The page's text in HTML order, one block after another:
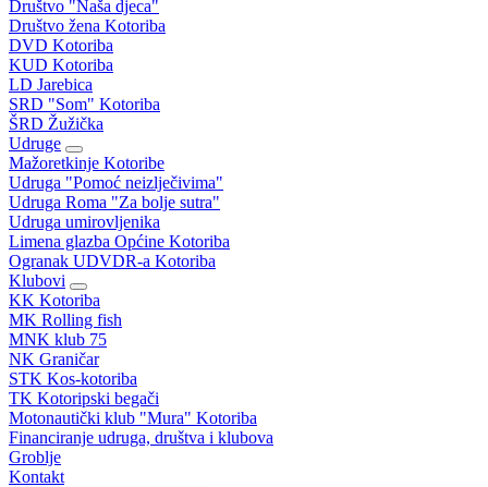
Društvo "Naša djeca"
Društvo žena Kotoriba
DVD Kotoriba
KUD Kotoriba
LD Jarebica
SRD "Som" Kotoriba
ŠRD Žužička
Udruge
Mažoretkinje Kotoribe
Udruga "Pomoć neizlječivima"
Udruga Roma "Za bolje sutra"
Udruga umirovljenika
Limena glazba Općine Kotoriba
Ogranak UDVDR-a Kotoriba
Klubovi
KK Kotoriba
MK Rolling fish
MNK klub 75
NK Graničar
STK Kos-kotoriba
TK Kotoripski begači
Motonautički klub "Mura" Kotoriba
Financiranje udruga, društva i klubova
Groblje
Kontakt